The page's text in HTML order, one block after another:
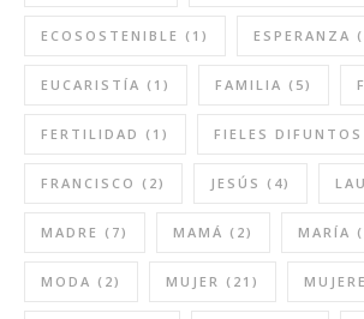
ECOSOSTENIBLE (1) ESPERANZA
EUCARISTÍA (1) FAMILIA (5)
FERTILIDAD (1) FIELES DIFUNTOS
FRANCISCO (2) JESÚS (4)
MADRE (7) MAMÁ (2) MARÍA
MODA (2) MUJER (21)